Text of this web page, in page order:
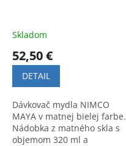
Skladom
52,50 €
DETAIL
Dávkovač mydla NIMCO
MAYA v matnej bielej farbe.
Nádobka z matného skla s
objemom 320 ml a